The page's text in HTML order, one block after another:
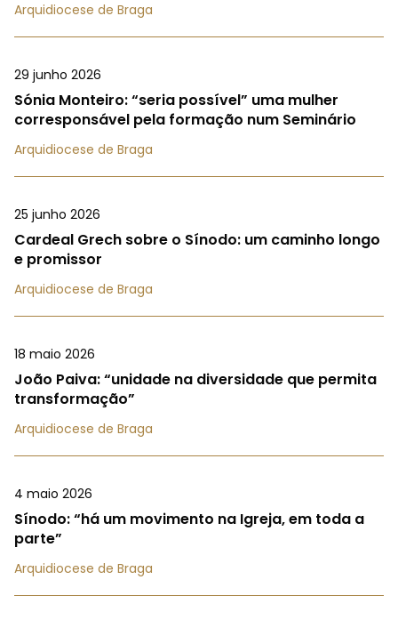
Arquidiocese de Braga
29 junho 2026
Sónia Monteiro: “seria possível” uma mulher
corresponsável pela formação num Seminário
Arquidiocese de Braga
25 junho 2026
Cardeal Grech sobre o Sínodo: um caminho longo
e promissor
Arquidiocese de Braga
18 maio 2026
João Paiva: “unidade na diversidade que permita
transformação”
Arquidiocese de Braga
4 maio 2026
Sínodo: “há um movimento na Igreja, em toda a
parte”
Arquidiocese de Braga